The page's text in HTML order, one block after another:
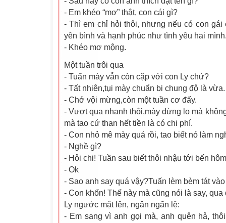
- Em khéo “mơ” thật, con cái gì?
- Thì em chỉ hỏi thôi, nhưng nếu có con gái
yên bình và hạnh phúc như tình yêu hai
- Khéo mơ mộng.
Một tuần trôi qua
- Tuấn mày vẫn còn cặp với con Ly chứ?
- Tất nhiên,tụi mày chuẩn bi chung độ là vừa.
- Chớ vội mừng,còn một tuần cơ đấy.
- Vượt qua nhanh thôi,mày đừng lo mà
mà tao cứ than hết tiền là có chi phí.
- Con nhỏ mê mày quá rồi, tao biết nó làm
- Nghề gì?
- Hỏi chi! Tuần sau biết thôi nhậu tới bến
- Ok
- Sao anh say quá vậy?Tuấn lèm bèm tát vào
- Con khốn! Thế này mà cũng nói là say,
Ly ngước mặt lên, ngân ngấn lệ:
- Em sang vì anh gọi mà, anh quên hả,